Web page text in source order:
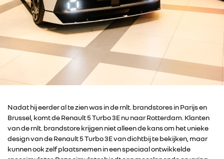
Nadat hij eerder al te zien was in de rnlt. brandstores in Parijs en
Brussel, komt de Renault 5 Turbo 3E nu naar Rotterdam. Klanten
van de rnlt. brandstore krijgen niet alleen de kans om het unieke
design van de Renault 5 Turbo 3E van dichtbij te bekijken, maar
kunnen ook zelf plaatsnemen in een speciaal ontwikkelde